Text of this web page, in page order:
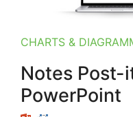
CHARTS &
Notes Post-
PowerPoint